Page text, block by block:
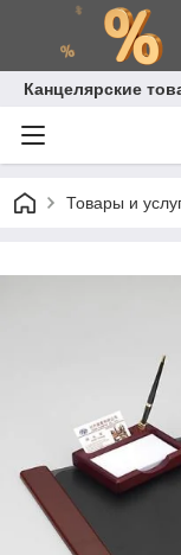
Канцелярские
Товары и